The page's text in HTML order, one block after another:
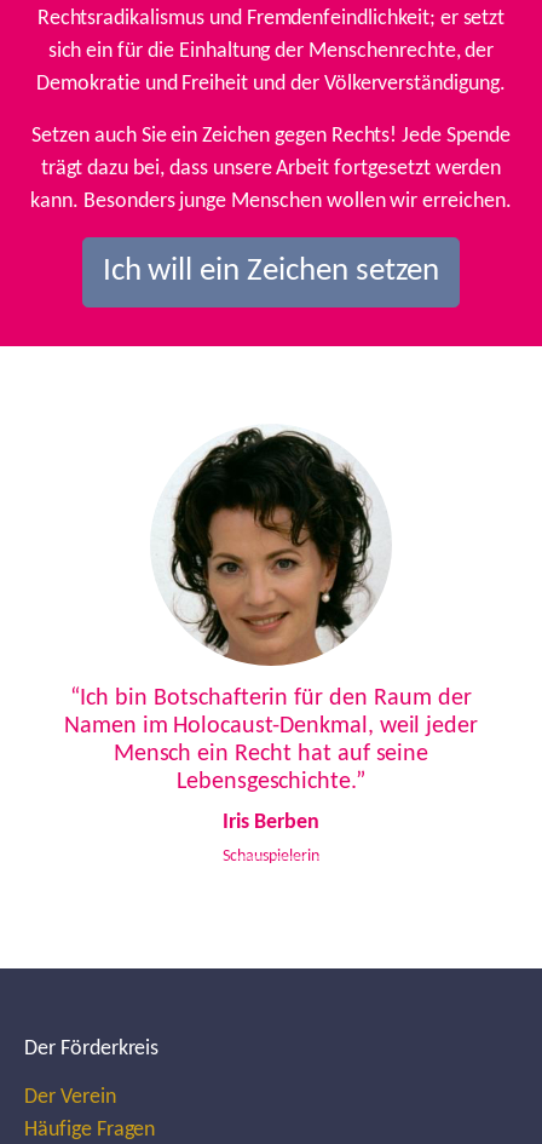
Rechtsradikalismus und Fremdenfeindlichkeit; er setzt
sich ein für die Einhaltung der Menschenrechte, der
Demokratie und Freiheit und der Völkerverständigung.
Setzen auch Sie ein Zeichen gegen Rechts! Jede Spende
trägt dazu bei, dass unsere Arbeit fortgesetzt werden
kann. Besonders junge Menschen wollen wir erreichen.
Ich will ein Zeichen setzen
“Ich bin Botschafterin für den Raum der
Namen im Holocaust-Denkmal, weil jeder
Mensch ein Recht hat auf seine
Lebensgeschichte.”
Iris Berben
Schauspielerin
Der Förderkreis
Der Verein
Häufige Fragen